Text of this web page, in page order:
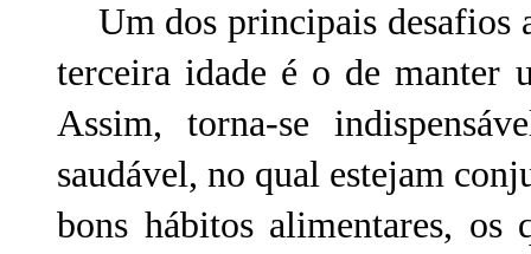
Um dos principais desafios
terceira idade é o de manter
Assim, torna-se
saudável, no qual estejam
bons hábitos alimentares, os